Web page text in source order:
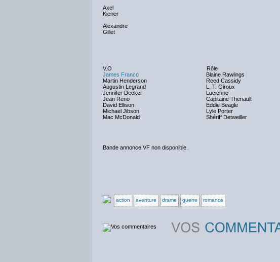
Axel
Kiener
Alexandre
Gillet
V.O Rôle
James Franco
Blaine Rawlings
Martin Henderson
Reed Cassidy
Augustin Legrand
L. T. Giroux
Jennifer Decker
Lucienne
Jean Reno
Capitaine Thenault
David Ellison
Eddie Beagle
Michael Jibson
Lyle Porter
Mac McDonald
Shériff Detweiller
Bande annonce VF non disponible.
action aventure drame guerre romance